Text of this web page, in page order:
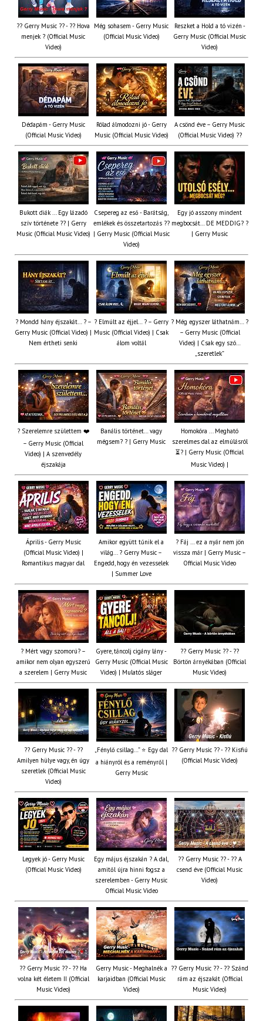
?? Gerry Music ?? - ?? Hova
menjek ? (Official Music
Video)
Még sohasem - Gerry Music
(Official Music Video)
Reszket a Hold a tó vizén -
Gerry Music (Official Music
Video)
Dédapám - Gerry Music
(Official Music Video)
Rólad álmodozni jó - Gerry
Music (Official Music Video)
A csönd éve – Gerry Music
(Official Music Video) ??
Bukott diák ... Egy lázadó
szív története ?? | Gerry
Music (Official Music Video)
Csepereg az eső - Barátság,
emlékek és összetartozás ?️?
| Gerry Music (Official Music
Video)
Egy jó asszony mindent
megbocsát… DE MEDDIG? ?
| Gerry Music
? Mondd hány éjszakát… ? –
Gerry Music (Official Video) |
Nem értheti senki
? Elmúlt az éjjel… ? – Gerry
Music (Official Video) | Csak
álom voltál
? Még egyszer láthatnám… ?
– Gerry Music (Official
Video) | Csak egy szó…
„szeretlek”
? Szerelemre születtem ❤️
– Gerry Music (Official
Video) | A szenvedély
éjszakája
Banális történet… vagy
mégsem? ? | Gerry Music
Homokóra ... Megható
szerelmes dal az elmúlásról
⏳? | Gerry Music (Official
Music Video) |
Április - Gerry Music
(Official Music Video) |
Romantikus magyar dal
Amikor együtt tűnik el a
világ... ? Gerry Music –
Engedd, hogy én vezesselek
| Summer Love
? Fáj … ez a nyár nem jön
vissza már | Gerry Music –
Official Music Video
? Mért vagy szomorú? –
amikor nem olyan egyszerű
a szerelem | Gerry Music
Gyere, táncolj cigány lány -
Gerry Music (Official Music
Video) | Mulatós sláger
?? Gerry Music ?? - ??
Börtön árnyékában (Official
Music Video)
?? Gerry Music ?? - ??
Amilyen hülye vagy, én úgy
szeretlek (Official Music
Video)
„Fénylő csillag…” ⭐ Egy dal
a hiányról és a reményről |
Gerry Music
?? Gerry Music ?? - ?? Kisfiú
(Official Music Video)
Legyek jó - Gerry Music
(Official Music Video)
Egy május éjszakán ? A dal,
amitől újra hinni fogsz a
szerelemben - Gerry Music
Official Music Video
?? Gerry Music ?? - ?? A
csend éve (Official Music
Video)
?? Gerry Music ?? - ?? Ha
volna két életem II (Official
Music Video)
Gerry Music - Meghalnék a
karjaidban (Official Music
Video)
?? Gerry Music ?? - ?? Szánd
rám az éjszakát (Official
Music Video)